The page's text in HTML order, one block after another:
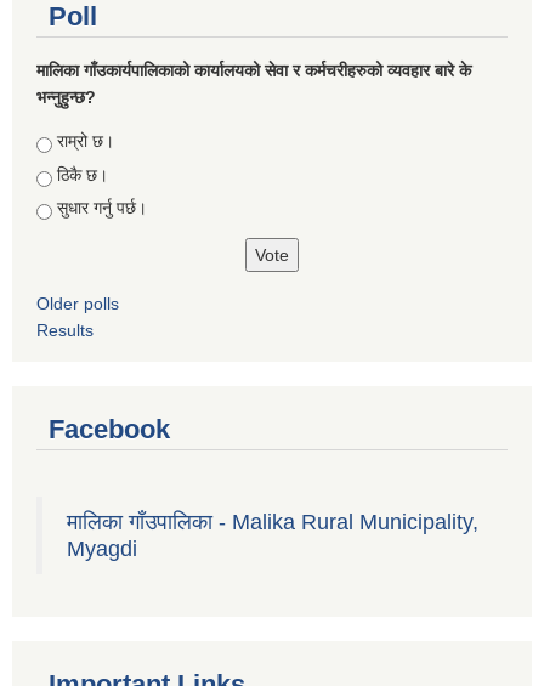
Poll
मालिका गाँउकार्यपालिकाको कार्यालयको सेवा र कर्मचरीहरुको व्यवहार बारे के
भन्नुहुन्छ?
Choices
राम्रो छ।
ठिकै छ।
सुधार गर्नु पर्छ।
Older polls
Results
Facebook
मालिका गाँउपालिका - Malika Rural Municipality,
Myagdi